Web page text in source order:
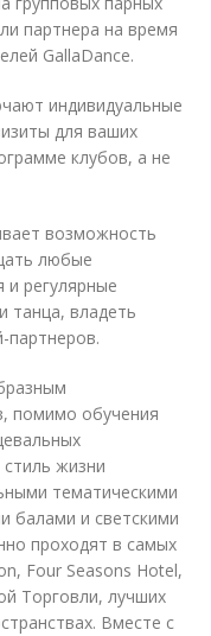
партнера на время
GallaDance.
индивидуальные
для ваших
клубов, а не
возможность
любые
и регулярные
танца, владеть
партнеров.
помимо обучения
жизни
тематическими
балами и светскими
проходят в самых
Four Seasons Hotel,
Торговли, лучших
Вместе с